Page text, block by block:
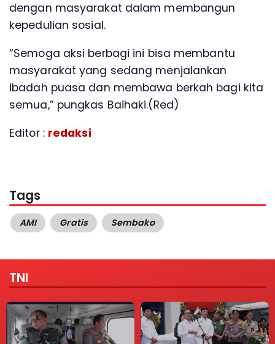
dengan masyarakat dalam membangun
kepedulian sosial.
“Semoga aksi berbagi ini bisa membantu
masyarakat yang sedang menjalankan
ibadah puasa dan membawa berkah bagi kita
semua,” pungkas Baihaki.(Red)
Editor : redaksi
Tags
AMI Gratis Sembako
TNI